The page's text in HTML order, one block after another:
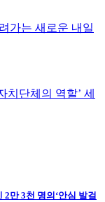
가는 새로운 내일
치단체의 역할’ 세
만 3천 명의‘안심 발걸